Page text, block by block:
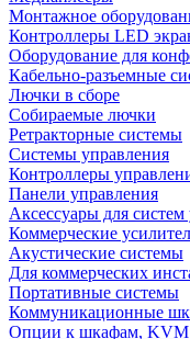
Монтажное
Контроллеры LED
Оборудование для
Кабельно-разъемные
Лючки в сборе
Собираемые лючки
Ретракторные системы
Системы управления
Контроллеры
Панели управления
Аксессуары для систем
Коммерческие
Акустические системы
Для коммерческих
Портативные системы
Коммуникационные
Опции к шкафам, KVM